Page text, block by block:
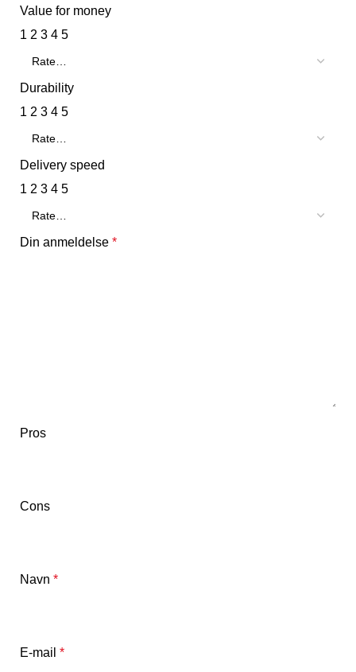
Value for money
1 2 3 4 5
Durability
1 2 3 4 5
Delivery speed
1 2 3 4 5
Din anmeldelse *
Pros
Cons
Navn *
E-mail *